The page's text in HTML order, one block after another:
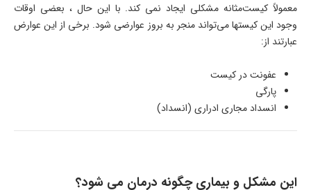
معمولاً کیست‌مثانه مشکلی ایجاد نمی کند. با این حال ، بعضی اوقات
وجود این کیستها می‌تواند منجر به بروز عوارضی شود. برخی از این عوارض
عبارتند از:
عفونت در کیست
پارگی
انسداد مجاری ادراری (انسداد)
این مشکل و بیماری چگونه درمان می شود؟